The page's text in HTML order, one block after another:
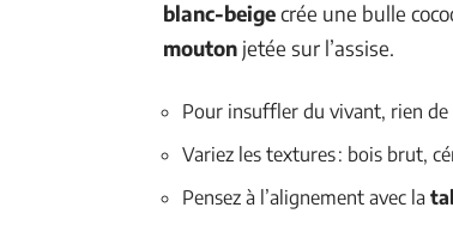
blanc-beigecrée une bulle
mouton jetée sur l’assise.
Pour insuffler du vivant, rien
Variez les textures : bois brut,
Pensez à l’alignement avec la